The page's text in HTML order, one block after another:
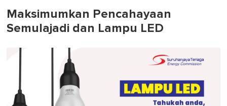
Maksimumkan Pencahayaan
Semulajadi dan Lampu LED